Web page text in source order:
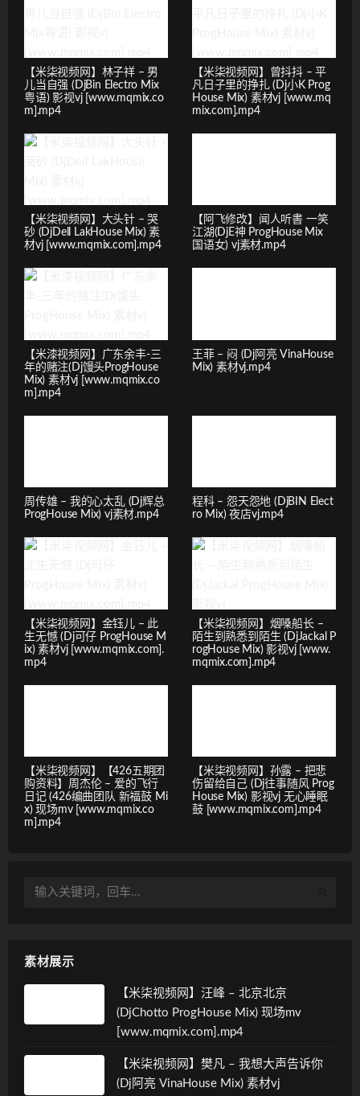
【米柒视频网】林子祥 – 男
儿当自强 (DjBin Electro Mix
粤语) 影视vj [www.mqmix.co
m].mp4
【米柒视频网】曾抖抖 – 平
凡日子里的挣扎 (Dj小K Prog
House Mix) 素材vj [www.mq
mix.com].mp4
【米柒视频网】大头针 – 哭
砂 (DjDell LakHouse Mix) 素
材vj [www.mqmix.com].mp4
【阿飞修改】闻人听書 一笑
江湖(DjE神 ProgHouse Mix
国语女) vj素材.mp4
【米漆视频网】广东余丰-三
年的赌注(Dj馒头ProgHouse
Mix) 素材vj [www.mqmix.co
m].mp4
王菲 – 闷 (Dj阿亮 VinaHouse
Mix) 素材vj.mp4
周传雄 – 我的心太乱 (Dj辉总
ProgHouse Mix) vj素材.mp4
程科 – 怨天怨地 (DjBIN Elect
ro Mix) 夜店vj.mp4
【米柒视频网】金钰儿 – 此
生无憾 (Dj可仔 ProgHouse M
ix) 素材vj [www.mqmix.com].
mp4
【米柒视频网】烟嗓船长 –
陌生到熟悉到陌生 (DjJackal P
rogHouse Mix) 影视vj [www.
mqmix.com].mp4
【米柒视频网】【426五期团
购资料】周杰伦 – 爱的飞行
日记 (426编曲团队 新福鼓 Mi
x) 现场mv [www.mqmix.co
m].mp4
【米柒视频网】孙露 – 把悲
伤留给自己 (Dj往事随风 Prog
House Mix) 影视vj 无心睡眠
鼓 [www.mqmix.com].mp4
素材展示
【米柒视频网】汪峰 – 北京北京
(DjChotto ProgHouse Mix) 现场mv
[www.mqmix.com].mp4
【米柒视频网】樊凡 – 我想大声告诉你
(Dj阿亮 VinaHouse Mix) 素材vj